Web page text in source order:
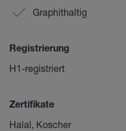
Graphithaltig
Registrierung
H1-registriert
Zertifikate
Halal, Koscher